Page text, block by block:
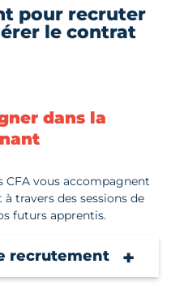
pour recruter
le contrat
dans la
CFA vous accompagnent
travers des sessions de
futurs apprentis.
recrutement